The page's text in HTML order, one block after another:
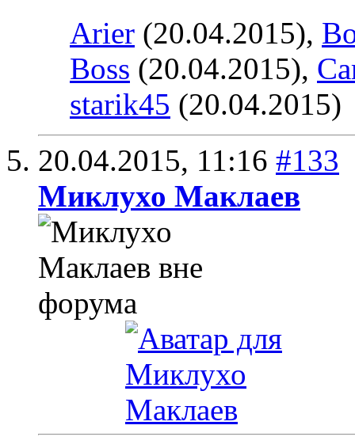
Arier (20.04.2015),
Boss (20.04.2015),
starik45 (20.04.2015)
20.04.2015, 11:16 #133
Миклухо Маклаев